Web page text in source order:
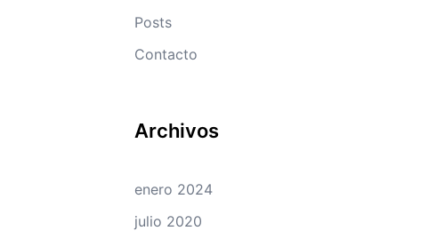
Posts
Contacto
Archivos
enero 2024
julio 2020